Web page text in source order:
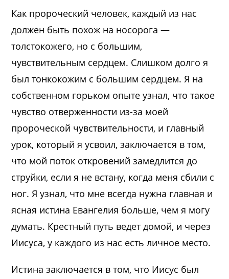
Как пророческий человек, каждый из нас
должен быть похож на носорога —
толстокожего, но с большим,
чувствительным сердцем. Слишком долго я
был тонкокожим с большим сердцем. Я на
собственном горьком опыте узнал, что такое
чувство отверженности из-за моей
пророческой чувствительности, и главный
урок, который я усвоил, заключается в том,
что мой поток откровений замедлится до
струйки, если я не встану, когда меня сбили с
ног. Я узнал, что мне всегда нужна главная и
ясная истина Евангелия больше, чем я могу
думать. Крестный путь ведет домой, и через
Иисуса, у каждого из нас есть личное место.
Истина заключается в том, что Иисус был